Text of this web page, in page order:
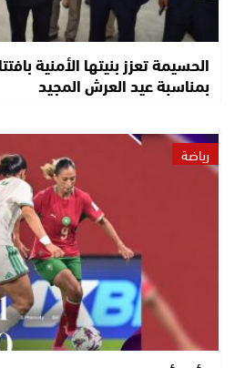
الحسيمة تعزز بنيتها الأمنية
بمناسبة عيد العرش المجيد
رياضة